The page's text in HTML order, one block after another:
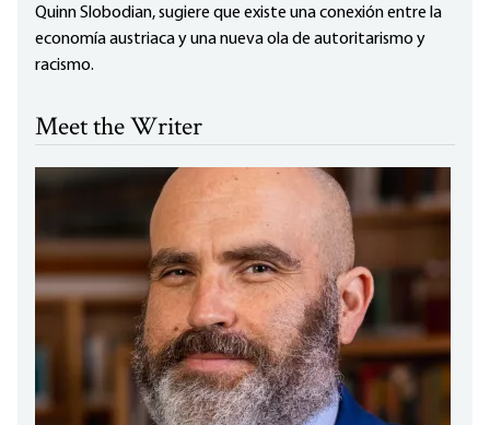
Quinn Slobodian, sugiere que existe una conexión entre la
economía austriaca y una nueva ola de autoritarismo y
racismo.
Meet the Writer